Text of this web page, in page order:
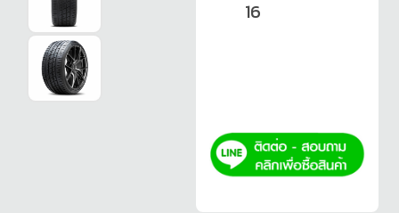
16